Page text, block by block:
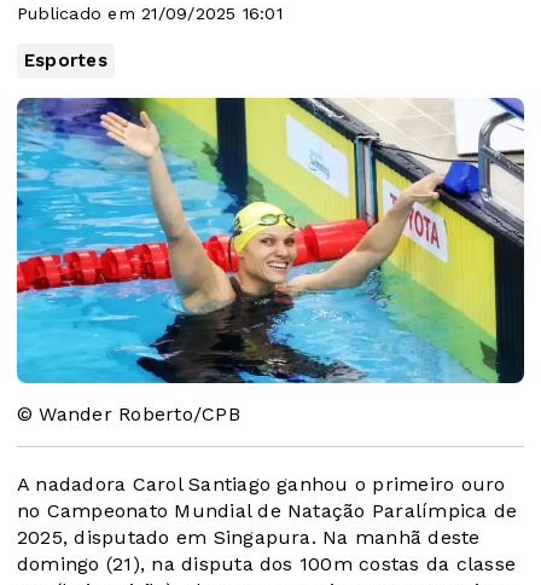
Publicado em 21/09/2025 16:01
Esportes
© Wander Roberto/CPB
A nadadora Carol Santiago ganhou o primeiro ouro
no Campeonato Mundial de Natação Paralímpica de
2025, disputado em Singapura. Na manhã deste
domingo (21), na disputa dos 100m costas da classe